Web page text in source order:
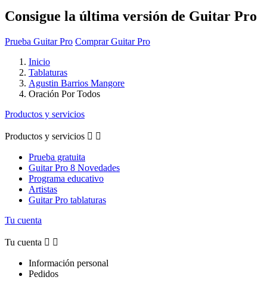
Consigue la última versión de Guitar Pro
Prueba Guitar Pro Comprar Guitar Pro
Inicio
Tablaturas
Agustin Barrios Mangore
Oración Por Todos
Productos y servicios
Productos y servicios  
Prueba gratuita
Guitar Pro 8 Novedades
Programa educativo
Artistas
Guitar Pro tablaturas
Tu cuenta
Tu cuenta  
Información personal
Pedidos